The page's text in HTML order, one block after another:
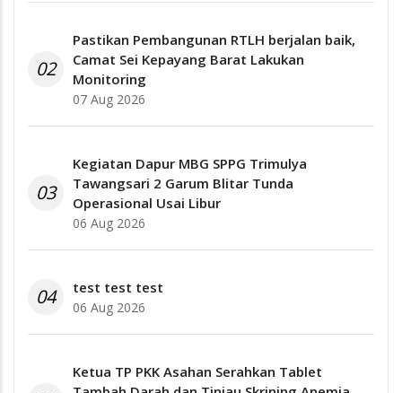
02
Pastikan Pembangunan RTLH berjalan baik,
Camat Sei Kepayang Barat Lakukan
Monitoring
07 Aug 2026
03
Kegiatan Dapur MBG SPPG Trimulya
Tawangsari 2 Garum Blitar Tunda
Operasional Usai Libur
06 Aug 2026
04 test test test
06 Aug 2026
Ketua TP PKK Asahan Serahkan Tablet